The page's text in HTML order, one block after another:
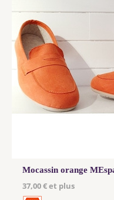
Mocassin orange
37,00 € et plus